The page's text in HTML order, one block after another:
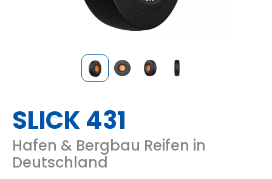
SLICK 431
Hafen & Bergbau Reifen in
Deutschland